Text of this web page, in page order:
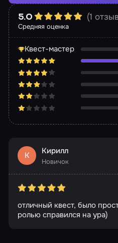
Средняя оценка
5.0 (1
Квест-мастер
К Кирилл
Новичок
отличный квест, было
ролью справился на ура)